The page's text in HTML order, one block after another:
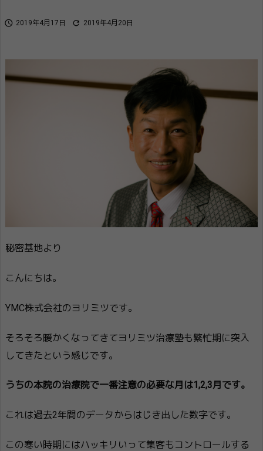
 2019年4月17日  2019年4月20日
秘密基地より
こんにちは。
YMC株式会社のヨリミツです。
そろそろ暖かくなってきてヨリミツ治療塾も繁忙期に突入
してきたという感じです。
うちの本院の治療院で一番注意の必要な月は1,2,3月です。
これは過去2年間のデータからはじき出した数字です。
この寒い時期にはハッキリいって集客もコントロールする